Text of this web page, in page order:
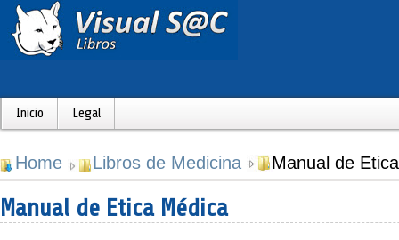
Inicio Legal
Home Libros de Medicina Manual de
Manual de Etica Médica